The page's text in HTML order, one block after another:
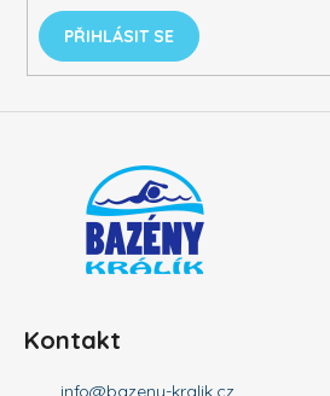
PŘIHLÁSIT SE
Kontakt
info@bazeny-kralik.cz